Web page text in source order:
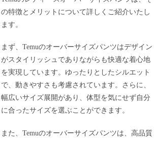
の特徴とメリットについて詳しくご紹介いたし
ます。
まず、Temuのオーバーサイズパンツはデザイン
がスタイリッシュでありながらも快適な着心地
を実現しています。ゆったりとしたシルエット
で、動きやすさも考慮されています。さらに、
幅広いサイズ展開があり、体型を気にせず自分
に合ったサイズを選ぶことができます。
また、Temuのオーバーサイズパンツは、高品質